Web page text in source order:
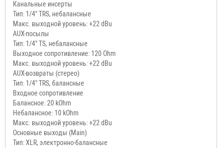
Канальные инсерты
Тип: 1/4" TRS, небалансные
Макс. выходной уровень: +22 dBu
AUX-посылы
Тип: 1/4" TS, небалансные
Выходное сопротивление: 120 Ohm
Макс. выходной уровень: +22 dBu
AUX-возвраты (стерео)
Тип: 1/4" TRS, балансные
Входное сопротивление
Балансное: 20 kOhm
Небалансное: 10 kOhm
Макс. выходной уровень: +22 dBu
Основные выходы (Main)
Тип: XLR, электронно-балансные